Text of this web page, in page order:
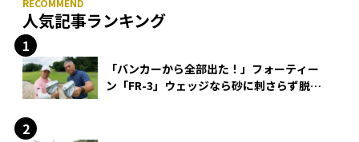
人気記事ランキング
「バンカーから全部出た！」フォーティー
ン「FR-3」ウェッジなら砂に刺さらず脱出